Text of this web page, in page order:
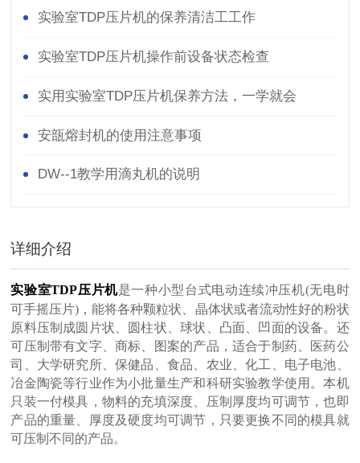
实验室TDP压片机的保养清洁工工作
实验室TDP压片机操作前设备状态检查
实用实验室TDP压片机保养方法，一学就会
安瓿熔封机的使用注意事项
DW--1教学用滴丸机的说明
详细介绍
实验室TDP压片机是一种小型台式电动连续冲压机(无电时
可手摇压片)，能将各种颗粒状、晶体状或者流动性好的粉状
原料压制成圆片状、圆柱状、球状、凸面、凹面的设备。还
可压制带有文字、商标、图案的产品，适合于制药、医药公
司、大学研究所、保健品、食品、农业、化工、电子电池、
冶金陶瓷等行业作为小批量生产和科研实验教学使用。本机
只装一付模具，物料的充填深度、压制厚度均可调节，也即
产品的重量、厚度及硬度均可调节，只要更换不同的模具就
可压制不同的产品。